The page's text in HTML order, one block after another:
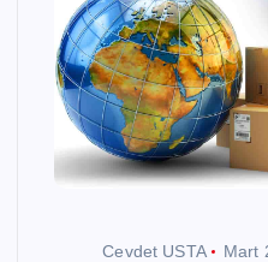
Cevdet USTA Mart